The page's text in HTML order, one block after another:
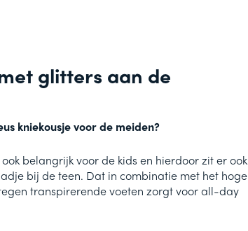
glitters aan de
kniekousje voor de meiden?
belangrijk voor de kids en hierdoor zit er ook
bij de teen. Dat in combinatie met het hoge
transpirerende voeten zorgt voor all-day